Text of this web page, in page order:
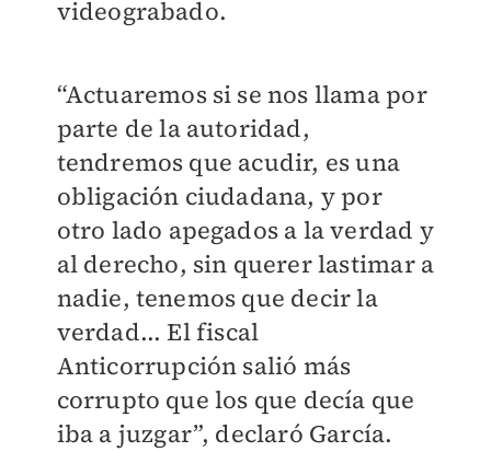
videograbado.
“Actuaremos si se nos llama por
parte de la autoridad,
tendremos que acudir, es una
obligación ciudadana, y por
otro lado apegados a la verdad y
al derecho, sin querer lastimar a
nadie, tenemos que decir la
verdad... El fiscal
Anticorrupción salió más
corrupto que los que decía que
iba a juzgar”, declaró García.